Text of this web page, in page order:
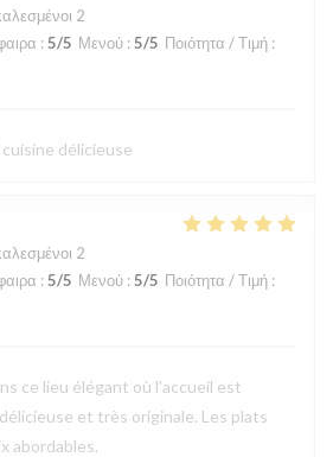
2
: 5/5 Μενού : 5/5 Ποιότητα / Τιμή :
délicieuse
2
: 5/5 Μενού : 5/5 Ποιότητα / Τιμή :
ce lieu élégant où l'accueil est
et très originale. Les plats
abordables.